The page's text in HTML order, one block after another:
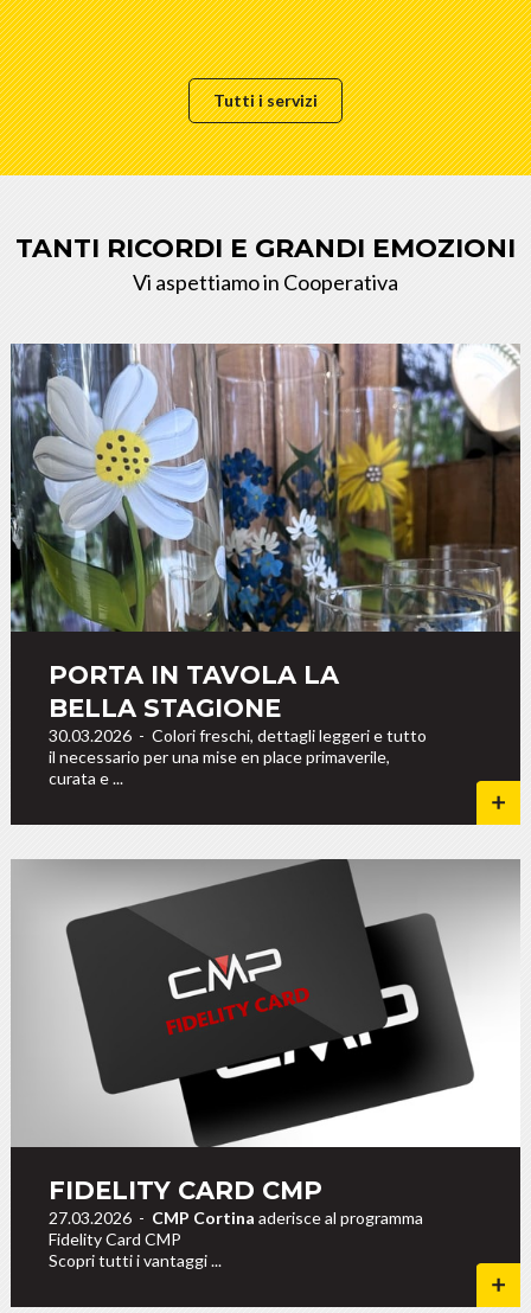
Tutti i servizi
TANTI RICORDI E GRANDI EMOZIONI
Vi aspettiamo in Cooperativa
PORTA IN TAVOLA LA
BELLA STAGIONE
30.03.2026 - Colori freschi, dettagli leggeri e tutto
il necessario per una mise en place primaverile,
curata e ...
FIDELITY CARD CMP
27.03.2026 - CMP Cortina aderisce al programma
Fidelity Card CMP
Scopri tutti i vantaggi ...